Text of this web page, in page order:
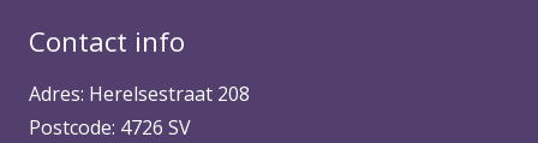
Contact info
Adres: Herelsestraat 208
Postcode: 4726 SV